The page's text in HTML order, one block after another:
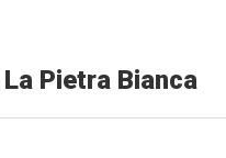
Pietra Bianca